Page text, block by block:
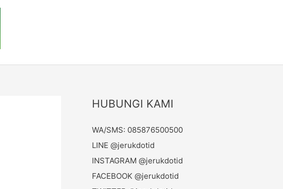
HUBUNGI KAMI
WA/SMS: 085876500500
LINE @jerukdotid
INSTAGRAM @jerukdotid
FACEBOOK @jerukdotid